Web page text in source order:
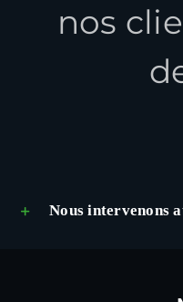
nos
Nous intervenons